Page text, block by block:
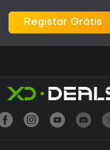
Registar Grátis